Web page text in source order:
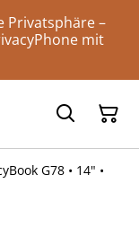
Privatsphäre –
mit
G78 • 14" •